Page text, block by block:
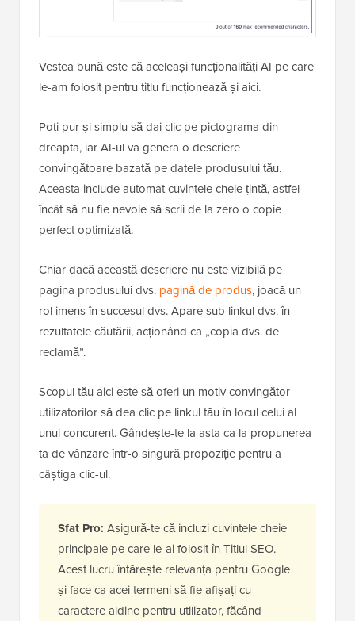
Vestea bună este că aceleași funcționalități AI pe care
le-am folosit pentru titlu funcționează și aici.
Poți pur și simplu să dai clic pe pictograma din
dreapta, iar AI-ul va genera o descriere
convingătoare bazată pe datele produsului tău.
Aceasta include automat cuvintele cheie țintă, astfel
încât să nu fie nevoie să scrii de la zero o copie
perfect optimizată.
Chiar dacă această descriere nu este vizibilă pe
pagina produsului dvs. pagină de produs, joacă un
rol imens în succesul dvs. Apare sub linkul dvs. în
rezultatele căutării, acționând ca „copia dvs. de
reclamă”.
Scopul tău aici este să oferi un motiv convingător
utilizatorilor să dea clic pe linkul tău în locul celui al
unui concurent. Gândește-te la asta ca la propunerea
ta de vânzare într-o singură propoziție pentru a
câștiga clic-ul.
Sfat Pro: Asigură-te că incluzi cuvintele cheie
principale pe care le-ai folosit în Titlul SEO.
Acest lucru întărește relevanța pentru Google
și face ca acei termeni să fie afișați cu
caractere aldine pentru utilizator, făcând